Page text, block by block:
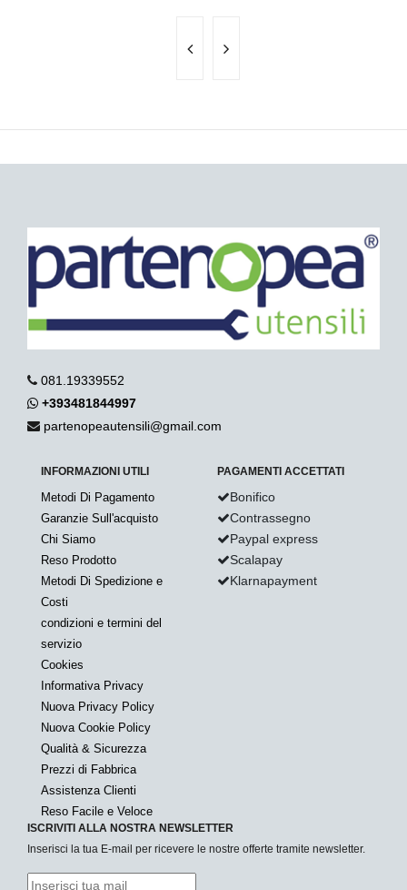
081.19339552
+393481844997
partenopeautensili@gmail.com
INFORMAZIONI UTILI
Metodi Di Pagamento
Garanzie Sull'acquisto
Chi Siamo
Reso Prodotto
Metodi Di Spedizione e
Costi
condizioni e termini del
servizio
Cookies
Informativa Privacy
Nuova Privacy Policy
Nuova Cookie Policy
Qualità & Sicurezza
Prezzi di Fabbrica
Assistenza Clienti
Reso Facile e Veloce
PAGAMENTI ACCETTATI
Bonifico
Contrassegno
Paypal express
Scalapay
Klarnapayment
ISCRIVITI ALLA NOSTRA NEWSLETTER
Inserisci la tua E-mail per ricevere le nostre offerte tramite newsletter.